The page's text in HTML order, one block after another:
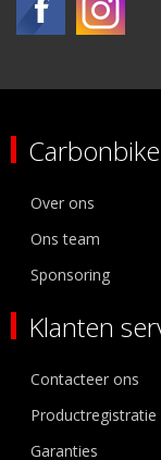
Carbonbike
Over ons
Ons team
Sponsoring
Klanten
Contacteer ons
Productregistratie
Garanties